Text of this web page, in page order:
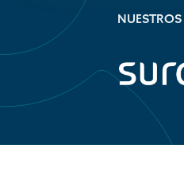
NUESTROS